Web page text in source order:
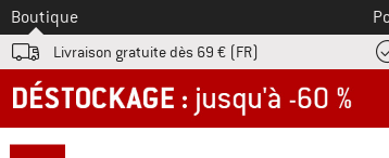
Vers le
Boutique
Livraison gratuite dès 69 € (FR)
DÉSTOCKAGE : jusqu'à -60 %